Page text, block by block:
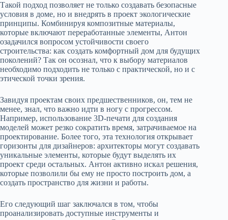
Такой подход позволяет не только создавать безопасные
условия в доме, но и внедрять в проект экологические
принципы. Комбинируя композитные материалы,
которые включают переработанные элементы, Антон
озадачился вопросом устойчивости своего
строительства: как создать комфортный дом для будущих
поколений? Так он осознал, что к выбору материалов
необходимо подходить не только с практической, но и с
этической точки зрения.
Завидуя проектам своих предшественников, он, тем не
менее, знал, что важно идти в ногу с прогрессом.
Например, использование 3D-печати для создания
моделей может резко сократить время, затрачиваемое на
проектирование. Более того, эта технология открывает
горизонты для дизайнеров: архитекторы могут создавать
уникальные элементы, которые будут выделять их
проект среди остальных. Антон активно искал решения,
которые позволили бы ему не просто построить дом, а
создать пространство для жизни и работы.
Его следующий шаг заключался в том, чтобы
проанализировать доступные инструменты и